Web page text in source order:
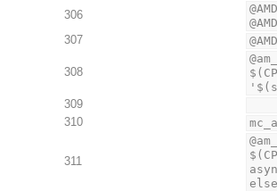
306
307
308
309
310
311